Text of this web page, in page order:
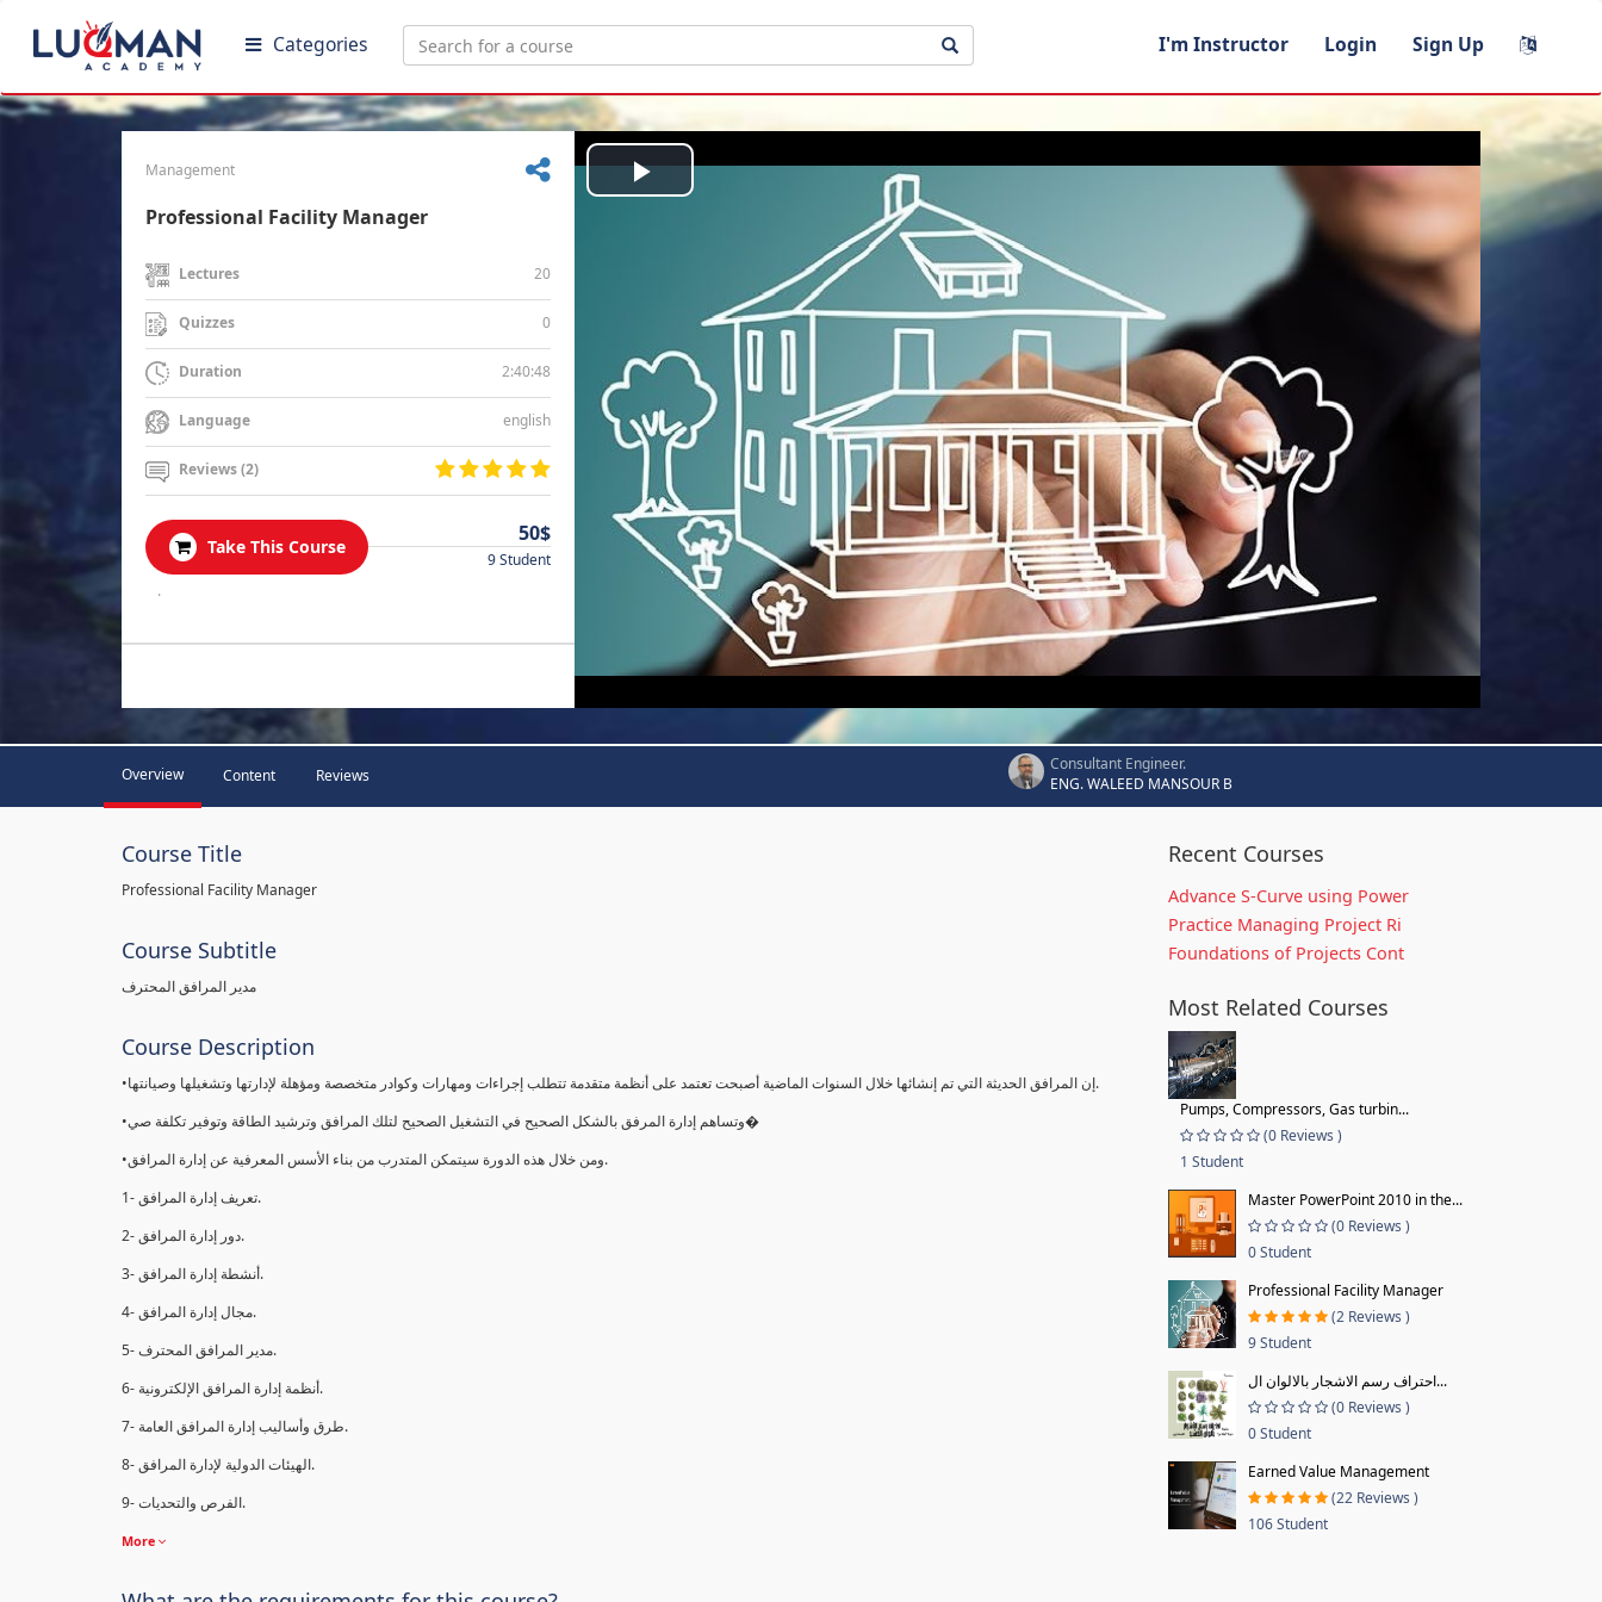
Categories I'm Instructor Login Sign Up
Management
Professional Facility Manager
Lectures 20
Quizzes 0
Duration 2:40:48
Language english
Reviews (2)
Take This Course
50$
9 Student
.
Play
Overview Content Reviews
Consultant Engineer.
ENG. WALEED MANSOUR B
Course Title
Professional Facility Manager
Course Subtitle
مدير المرافق المحترف
Course Description
•إن المرافق الحديثة التي تم إنشائها خلال السنوات الماضية أصبحت تعتمد على أنظمة متقدمة تتطلب إجراءات ومهارات وكوادر متخصصة ومؤهلة لإدارتها وتشغیلھا وصیانتھا.
•وتساهم إدارة المرفق بالشكل الصحيح في التشغيل الصحيح لتلك المرافق وترشيد الطاقة وتوفير تكلفة صي�
•ومن خلال ھذه الدورة سيتمكن المتدرب من بناء الأسس المعرفية عن إدارة المرافق.
1- تعريف إدارة المرافق.
2- دور إدارة المرافق.
3- أنشطة إدارة المرافق.
4- مجال إدارة المرافق.
5- مدير المرافق المحترف.
6- أنظمة إدارة المرافق الإلكترونية.
7- طرق وأساليب إدارة المرافق العامة.
8- الهيئات الدولية لإدارة المرافق.
9- الفرص والتحديات.
More
Recent Courses
Advance S-Curve using Power
Practice Managing Project Ri
Foundations of Projects Cont
Most Related Courses
Pumps, Compressors, Gas turbin...
(0 Reviews )
1 Student
Master PowerPoint 2010 in the...
(0 Reviews )
0 Student
Professional Facility Manager
(2 Reviews )
9 Student
احتراف رسم الاشجار بالالوان ال...
(0 Reviews )
0 Student
Earned Value Management
(22 Reviews )
106 Student